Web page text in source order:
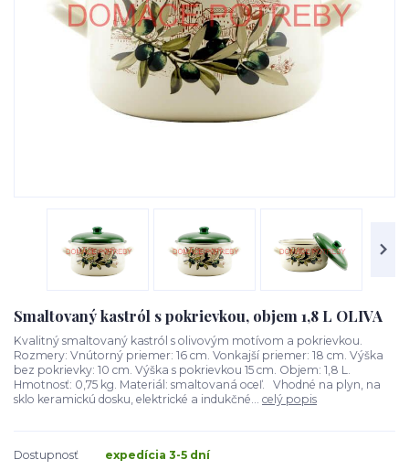
Smaltovaný kastról s pokrievkou, objem 1,8 L OLIVA
Kvalitný smaltovaný kastról s olivovým motívom a pokrievkou.
Rozmery: Vnútorný priemer: 16 cm. Vonkajší priemer: 18 cm. Výška
bez pokrievky: 10 cm. Výška s pokrievkou 15 cm. Objem: 1,8 L.
Hmotnosť: 0,75 kg. Materiál: smaltovaná oceľ. Vhodné na plyn, na
sklo keramickú dosku, elektrické a indukčné... celý popis
Dostupnosť expedícia 3-5 dní